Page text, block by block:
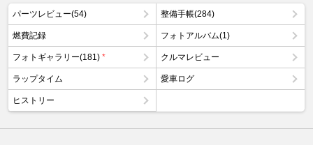
パーツレビュー(54) 整備手帳(284)
燃費記録 フォトアルバム(1)
フォトギャラリー(181) * クルマレビュー
ラップタイム 愛車ログ
ヒストリー